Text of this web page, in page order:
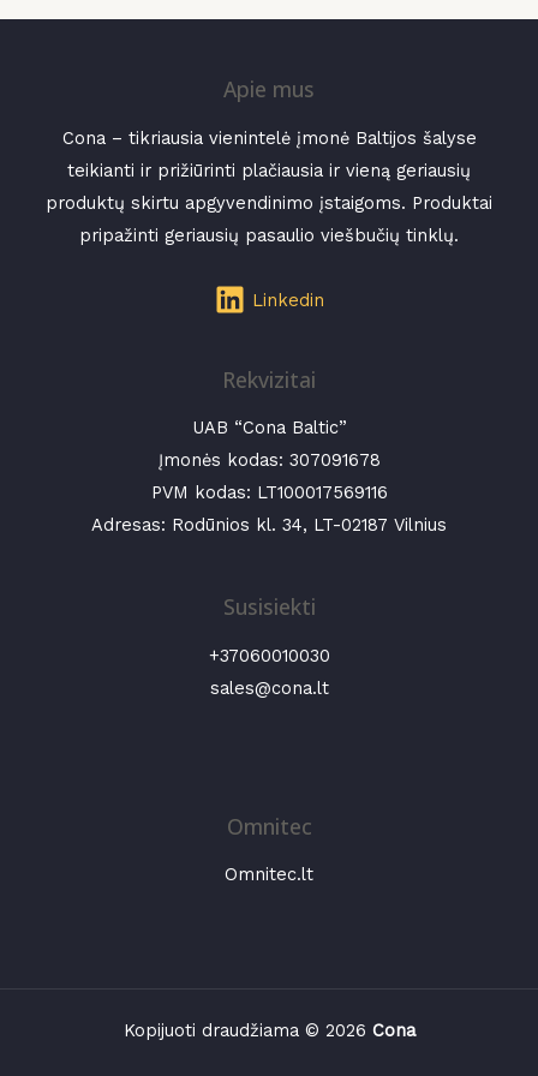
Apie mus
Cona – tikriausia vienintelė įmonė Baltijos šalyse
teikianti ir prižiūrinti plačiausia ir vieną geriausių
produktų skirtu apgyvendinimo įstaigoms. Produktai
pripažinti geriausių pasaulio viešbučių tinklų.
Linkedin
Rekvizitai
UAB “Cona Baltic”
Įmonės kodas: 307091678
PVM kodas: LT100017569116
Adresas: Rodūnios kl. 34, LT-02187 Vilnius
Susisiekti
+37060010030
sales@cona.lt
Omnitec
Omnitec.lt
Kopijuoti draudžiama © 2026 Cona